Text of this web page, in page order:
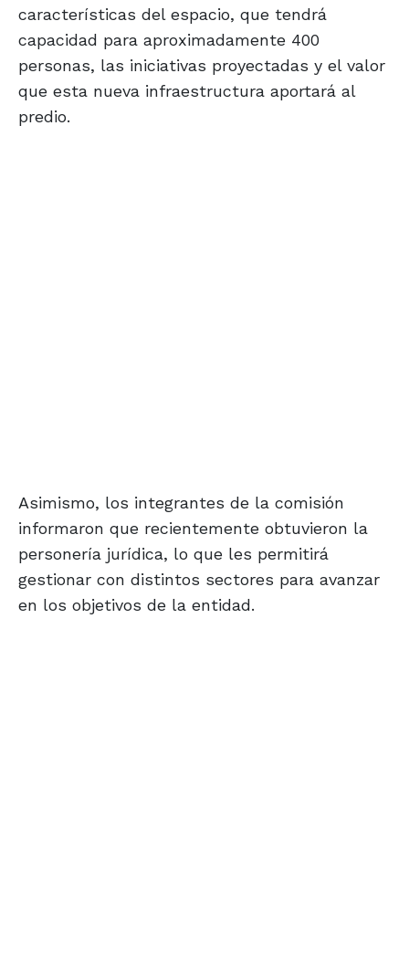
características del espacio, que tendrá
capacidad para aproximadamente 400
personas, las iniciativas proyectadas y el valor
que esta nueva infraestructura aportará al
predio.
Asimismo, los integrantes de la comisión
informaron que recientemente obtuvieron la
personería jurídica, lo que les permitirá
gestionar con distintos sectores para avanzar
en los objetivos de la entidad.